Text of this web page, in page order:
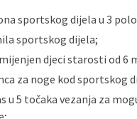
sportskog dijela u 3
sportskog dijela;
djeci starosti od 6
za noge kod sportskog
u 5 točaka vezanja za